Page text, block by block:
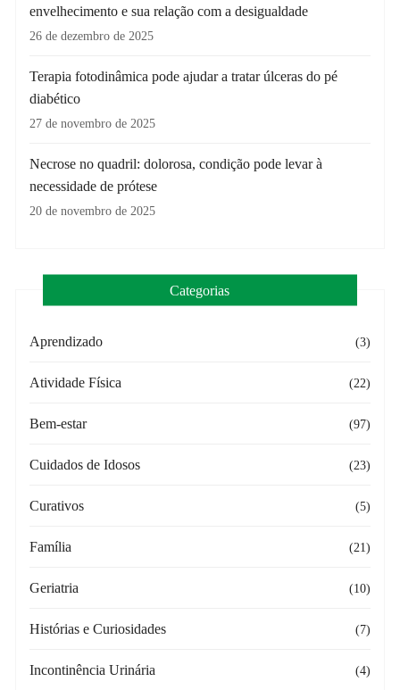
envelhecimento e sua relação com a desigualdade
26 de dezembro de 2025
Terapia fotodinâmica pode ajudar a tratar úlceras do pé
diabético
27 de novembro de 2025
Necrose no quadril: dolorosa, condição pode levar à
necessidade de prótese
20 de novembro de 2025
Categorias
Aprendizado (3)
Atividade Física (22)
Bem-estar (97)
Cuidados de Idosos (23)
Curativos (5)
Família (21)
Geriatria (10)
Histórias e Curiosidades (7)
Incontinência Urinária (4)